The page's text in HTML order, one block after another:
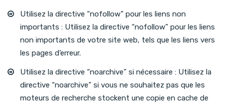
Utilisez la directive “nofollow” pour les liens non
importants : Utilisez la directive “nofollow” pour les liens
non importants de votre site web, tels que les liens vers
les pages d’erreur.
Utilisez la directive “noarchive” si nécessaire : Utilisez la
directive “noarchive” si vous ne souhaitez pas que les
moteurs de recherche stockent une copie en cache de